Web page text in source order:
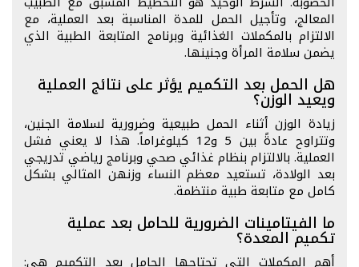
المعالج، وتأجيل الحمل للمدة المناسبة بعد العملية، مع
الالتزام بالمكملات الغذائية وبرنامج المتابعة الطبية الذي
يضمن سلامة المرأة وجنينها.
هل الحمل بعد التكميم يؤثر على نتائج العملية
ويعيد الوزن؟
زيادة الوزن أثناء الحمل طبيعية وضرورية لسلامة الجنين،
وتتراوح عادةً بين 5 و12 كيلوغراماً. هذا لا يعني فشل
العملية. بالالتزام بنظام غذائي صحي وبرنامج رياضي تدريجي
بعد الولادة، تستعيد معظم النساء وزنهن المثالي بشكل
كامل مع متابعة طبية منتظمة.
ما الفيتامينات الضرورية للحامل بعد عملية
تكميم المعدة؟
أهم المكملات التي تحتاجها الحامل بعد التكميم هي: